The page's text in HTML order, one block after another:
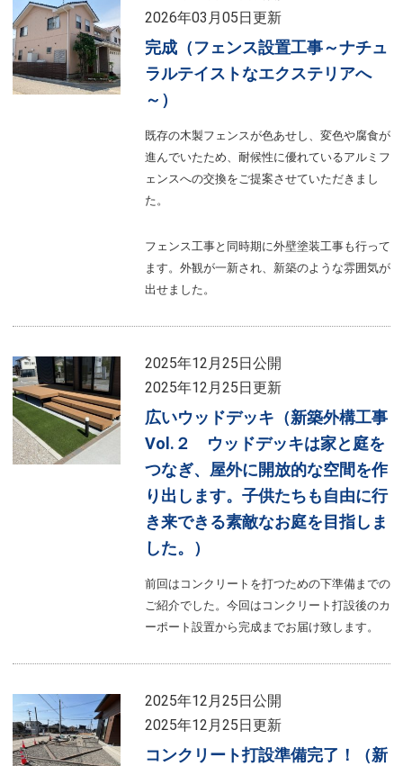
2026年03月05日更新
完成（フェンス設置工事～ナチュ
ラルテイストなエクステリアへ
～）
既存の木製フェンスが色あせし、変色や腐食が
進んでいたため、耐候性に優れているアルミフ
ェンスへの交換をご提案させていただきまし
た。
フェンス工事と同時期に外壁塗装工事も行って
ます。外観が一新され、新築のような雰囲気が
出せました。
2025年12月25日公開
2025年12月25日更新
広いウッドデッキ（新築外構工事
Vol.２ ウッドデッキは家と庭を
つなぎ、屋外に開放的な空間を作
り出します。子供たちも自由に行
き来できる素敵なお庭を目指しま
した。）
前回はコンクリートを打つための下準備までの
ご紹介でした。今回はコンクリート打設後のカ
ーポート設置から完成までお届け致します。
2025年12月25日公開
2025年12月25日更新
コンクリート打設準備完了！（新